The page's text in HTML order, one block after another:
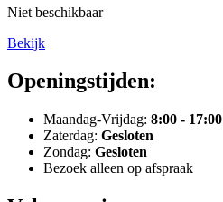
Niet beschikbaar
Bekijk
Openingstijden:
Maandag-Vrijdag: 8:00 - 17:00
Zaterdag: Gesloten
Zondag: Gesloten
Bezoek alleen op afspraak